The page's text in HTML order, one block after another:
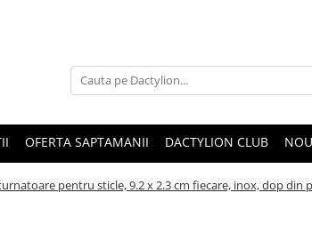
OFERTA SAPTAMANII DACTYLION CLUB
pentru sticle, 9.2 x 2.3 cm fiecare, inox, dop